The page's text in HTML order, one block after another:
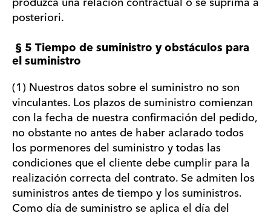
posteriori.
§ 5 Tiempo de suministro y obstáculos para
el suministro
(1) Nuestros datos sobre el suministro no son
vinculantes. Los plazos de suministro comienzan
con la fecha de nuestra confirmación del pedido,
no obstante no antes de haber aclarado todos
los pormenores del suministro y todas las
condiciones que el cliente debe cumplir para la
realización correcta del contrato. Se admiten los
suministros antes de tiempo y los suministros.
Como día de suministro se aplica el día del